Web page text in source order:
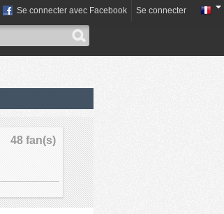
Se connecter avec Facebook Se connecter
48 fan(s)